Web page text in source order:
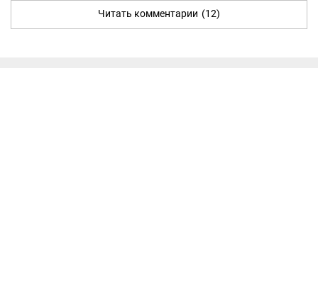
Читать комментарии (12)